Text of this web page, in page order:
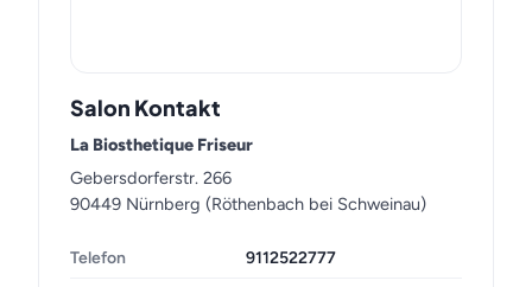
Salon Kontakt
La Biosthetique Friseur
Gebersdorferstr. 266
90449 Nürnberg (Röthenbach bei Schweinau)
Telefon
9112522777